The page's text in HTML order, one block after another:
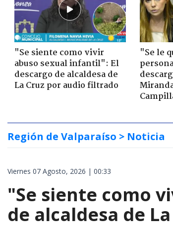
"Se siente como vivir
abuso sexual infantil": El
descargo de alcaldesa de
La Cruz por audio filtrado
"Se le
Región de Valparaíso > Noticia
Viernes 07 Agosto, 2026 | 00:33
"Se siente como
de alcaldesa de